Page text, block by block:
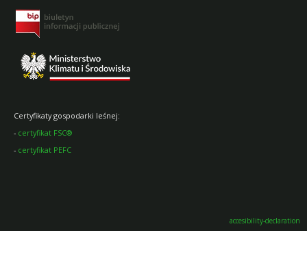
Certyfikaty gospodarki leśnej:
- certyfikat FSC®
- certyfikat PEFC
accesibility-declaration